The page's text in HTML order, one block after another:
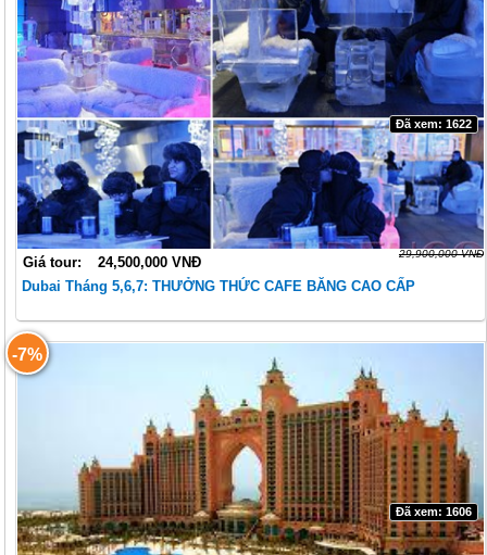
Giá tour:
29,900,000 VNĐ
24,500,000 VNĐ
Đã xem: 1622
Dubai Tháng 5,6,7: THƯỞNG THỨC CAFE BĂNG CAO CẤP
-7%
Đã xem: 1606